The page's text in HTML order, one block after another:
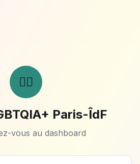
🏳️‍🌈
Paris-ÎdF
vous au dashboard